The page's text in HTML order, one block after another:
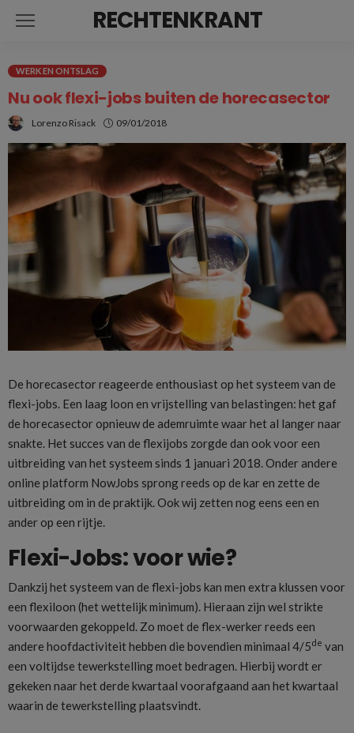
RECHTENKRANT
WERK EN ONTSLAG
Nu ook flexi-jobs buiten de horecasector
Lorenzo Risack 09/01/2018
De horecasector reageerde enthousiast op het systeem van de
flexi-jobs. Een laag loon en vrijstelling van belastingen: het gaf
de horecasector opnieuw de ademruimte waar het al langer naar
snakte. Het succes van de flexijobs zorgde dan ook voor een
uitbreiding van het systeem sinds 1 januari 2018. Onder andere
online platform NowJobs sprong reeds op de kar en zette de
uitbreiding om in de praktijk. Ook wij zetten nog eens een en
ander op een rijtje.
Flexi-Jobs: voor wie?
Dankzij het systeem van de flexi-jobs kan men extra klussen voor
een flexiloon (het wettelijk minimum). Hieraan zijn wel strikte
voorwaarden gekoppeld. Zo moet de flex-werker reeds een
andere hoofdactiviteit hebben die bovendien minimaal 4/5de van
een voltijdse tewerkstelling moet bedragen. Hierbij wordt er
gekeken naar het derde kwartaal voorafgaand aan het kwartaal
waarin de tewerkstelling plaatsvindt.